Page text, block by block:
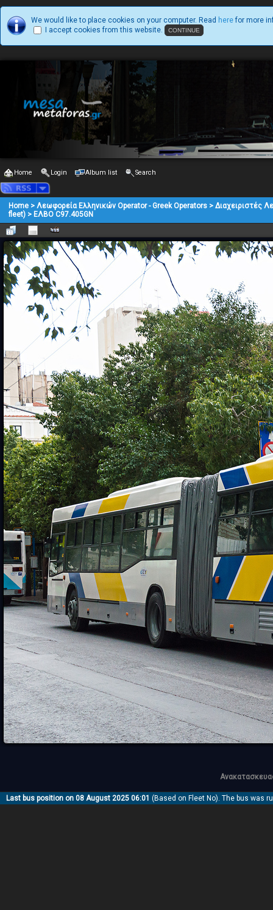
We would like to place cookies on your computer. Read here for more
I accept cookies from this website.
Home Login Album list Search
Home > Λεωφορεία Ελληνικών Operator - Greek Operators > Διαχειριστές
fleet) > ΕΛΒΟ C97.405GN
Last bus position on 08 August 2025 06:01 (Based on Fleet No). The bus was